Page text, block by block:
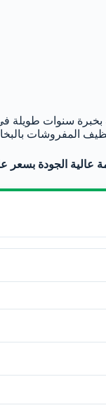
سنوات طويلة في
المفروشات